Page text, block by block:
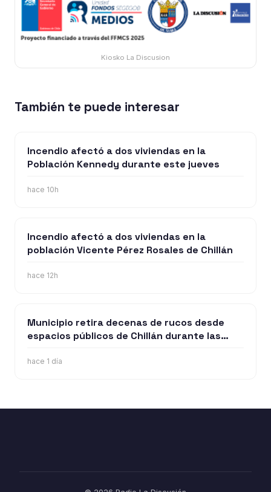
Kiosko La Discusion
También te puede interesar
Incendio afectó a dos viviendas en la
Población Kennedy durante este jueves
hace 10h
Incendio afectó a dos viviendas en la
población Vicente Pérez Rosales de Chillán
hace 12h
Municipio retira decenas de rucos desde
espacios públicos de Chillán durante las
hace 1 día